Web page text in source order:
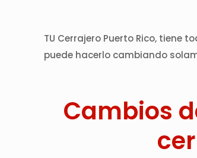
TU Cerrajero Puerto Rico, tiene
puede hacerlo cambiando
Cambios